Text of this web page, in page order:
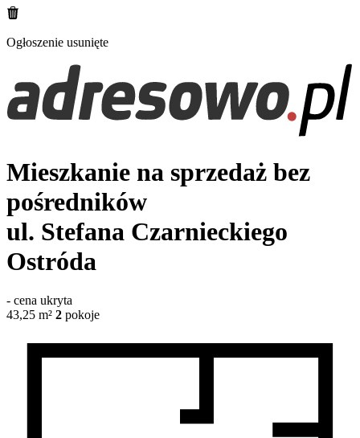
Ogłoszenie usunięte
Mieszkanie na sprzedaż bez
pośredników
ul. Stefana Czarnieckiego
Ostróda
- cena ukryta
43,25 m² 2 pokoje